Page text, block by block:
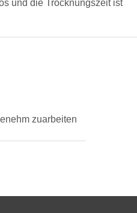
und die Trocknungszeit ist
zuarbeiten